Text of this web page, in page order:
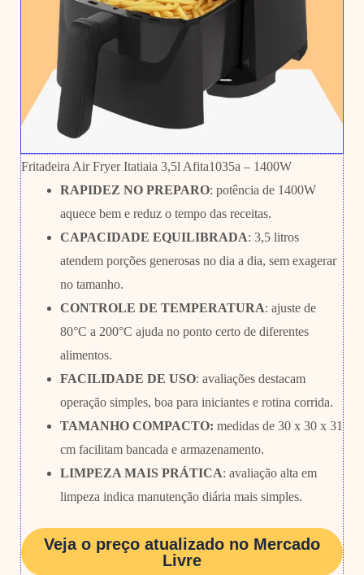
Fritadeira Air Fryer Itatiaia 3,5l Afita1035a – 1400W
RAPIDEZ NO PREPARO: potência de 1400W
aquece bem e reduz o tempo das receitas.
CAPACIDADE EQUILIBRADA: 3,5 litros
atendem porções generosas no dia a dia, sem exagerar
no tamanho.
CONTROLE DE TEMPERATURA: ajuste de
80°C a 200°C ajuda no ponto certo de diferentes
alimentos.
FACILIDADE DE USO: avaliações destacam
operação simples, boa para iniciantes e rotina corrida.
TAMANHO COMPACTO: medidas de 30 x 30 x 31
cm facilitam bancada e armazenamento.
LIMPEZA MAIS PRÁTICA: avaliação alta em
limpeza indica manutenção diária mais simples.
Veja o preço atualizado no Mercado
Livre